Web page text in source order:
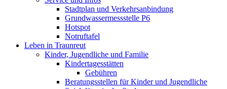
Stadtplan und Verkehrsanbindung
Grundwassermessstelle P6
Hotspot
Notruftafel
Leben in Traunreut
Kinder, Jugendliche und Familie
Kindertagesstätten
Gebühren
Beratungsstellen für Kinder und Jugendliche